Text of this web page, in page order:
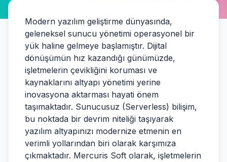
Modern yazılım geliştirme dünyasında,
geleneksel sunucu yönetimi operasyonel bir
yük haline gelmeye başlamıştır. Dijital
dönüşümün hız kazandığı günümüzde,
işletmelerin çevikliğini koruması ve
kaynaklarını altyapı yönetimi yerine
inovasyona aktarması hayati önem
taşımaktadır. Sunucusuz (Serverless) bilişim,
bu noktada bir devrim niteliği taşıyarak
yazılım altyapınızı modernize etmenin en
verimli yollarından biri olarak karşımıza
çıkmaktadır. Mercuris Soft olarak, işletmelerin